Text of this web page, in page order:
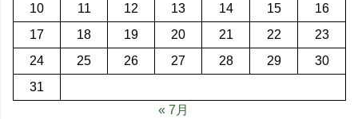
10
11 12 13 14 15
16
17
18 19 20 21 22
23
24
25 26 27 28 29
30
31
« 7月